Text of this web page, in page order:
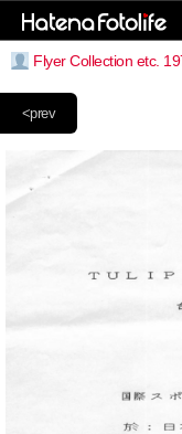
Flyer Collection etc.
<prev